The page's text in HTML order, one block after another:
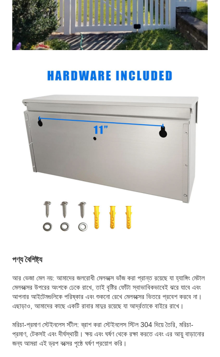
পণ্য বৈশিষ্ট্য
আর ভেজা মেল নয়: আমাদের জলরোধী মেলবক্সে ভাঁজ করা প্রান্ত রয়েছে যা হ্যাঙ্গিং মেটাল
মেলবক্সের উপরের অংশকে ঢেকে রাখে, তাই বৃষ্টির ফোঁটা স্বাভাবিকভাবেই ঝরে যাবে এবং
আপনার আইটেমগুলিকে পরিষ্কার এবং শুকনো রেখে মেলবক্সের ভিতরে প্রবেশ করবে না।
এছাড়াও, আমাদের কাছে একটি রাবার মাদুর রয়েছে যা আর্দ্রতাকে বাইরে রাখে।
মরিচা-প্রমাণ স্টেইনলেস স্টীল: ব্রাশ করা স্টেইনলেস স্টিল 304 দিয়ে তৈরি, মরিচা-
প্রমাণ, টেকসই এবং দীর্ঘস্থায়ী। ক্ষয় এবং ঘর্ষণ থেকে রক্ষা করতে এবং এর আয়ু বাড়ানোর
জন্য আমরা এই ড্রপ বক্সের পৃষ্ঠে ঘর্ষণ প্রয়োগ করি।